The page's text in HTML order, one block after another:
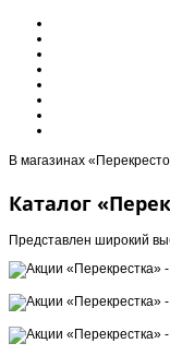
В магазинах
Каталог
Представлен широкий